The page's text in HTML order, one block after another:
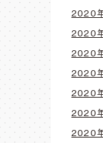
2020
2020
2020
2020
2020
2020
2020